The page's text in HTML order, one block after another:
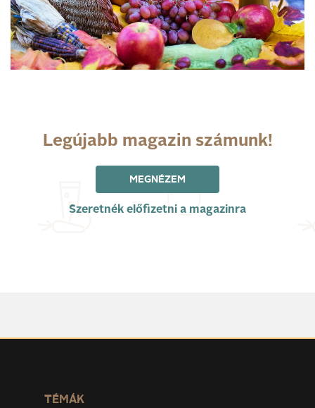
Legújabb magazin számunk!
MEGNÉZEM
Szeretnék előfizetni a magazinra
TÉMÁK